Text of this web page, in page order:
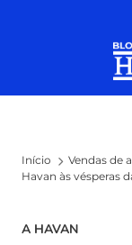
Início
Vendas de
Havan às vésperas
A HAVAN